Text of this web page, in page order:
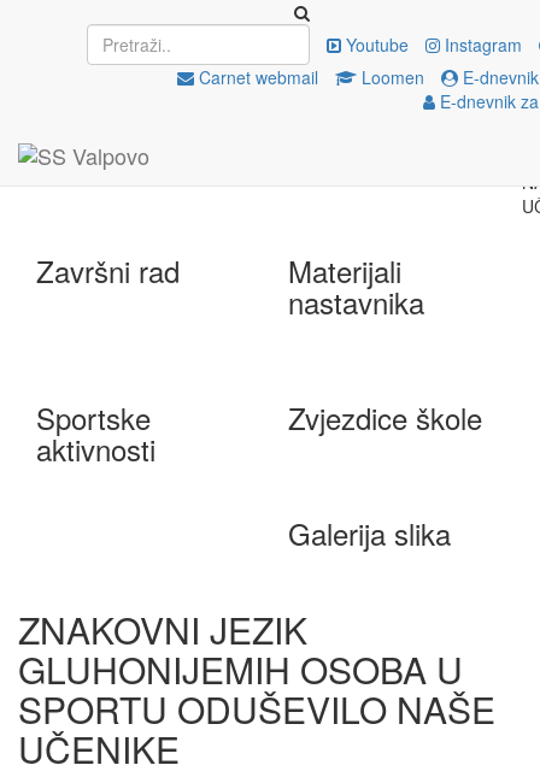
Youtube
Instagram
Carnet webmail
Loomen
E-
E-dnevnik
Upisi EU projekti
e-Škole
Završni rad Materijali
nastavnika
Sportske
aktivnosti
Zvjezdice škole
Galerija slika
ZNAKOVNI JEZIK
GLUHONIJEMIH OSOBA U
SPORTU ODUŠEVILO NAŠE
UČENIKE